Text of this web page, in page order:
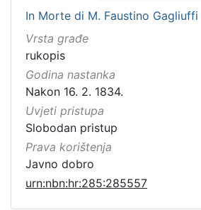
In Morte di M. Faustino Gagliuffi
Vrsta građe
rukopis
Godina nastanka
Nakon 16. 2. 1834.
Uvjeti pristupa
Slobodan pristup
Prava korištenja
Javno dobro
urn:nbn:hr:285:285557